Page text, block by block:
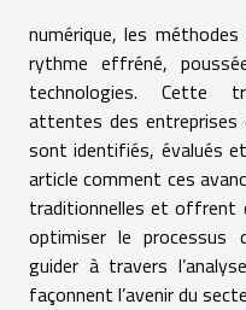
numérique, les
rythme effréné,
technologies. Cette
attentes des
sont identifiés, évalués
article comment ces
traditionnelles et offrent
optimiser le processus
guider à travers
façonnent l’avenir du